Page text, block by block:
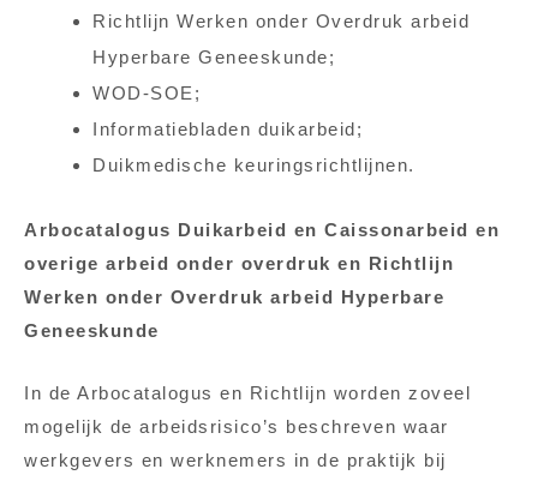
Richtlijn Werken onder Overdruk arbeid
Hyperbare Geneeskunde;
WOD-SOE;
Informatiebladen duikarbeid;
Duikmedische keuringsrichtlijnen.
Arbocatalogus Duikarbeid en Caissonarbeid en
overige arbeid onder overdruk en Richtlijn
Werken onder Overdruk arbeid Hyperbare
Geneeskunde
In de Arbocatalogus en Richtlijn worden zoveel
mogelijk de arbeidsrisico’s beschreven waar
werkgevers en werknemers in de praktijk bij